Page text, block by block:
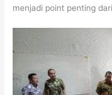
menjadi point penting